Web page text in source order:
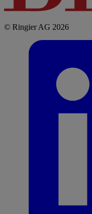
© Ringier AG 2026